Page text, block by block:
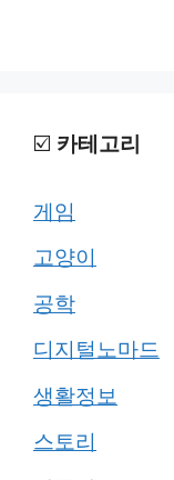
☑️ 카테고리
게임
고양이
공학
디지털노마드
생활정보
스토리